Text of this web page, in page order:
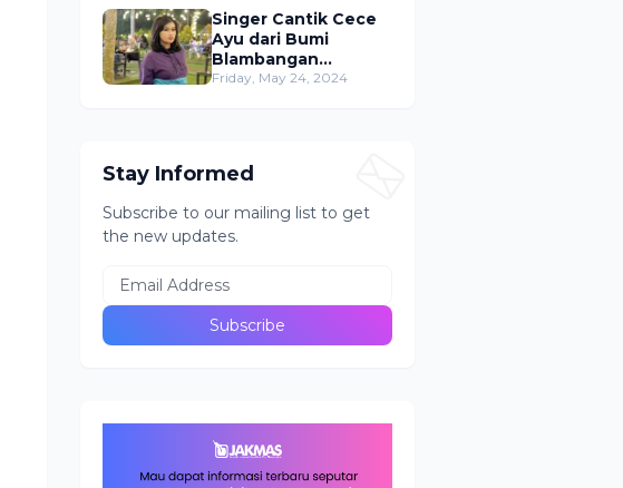
Singer Cantik Cece
Ayu dari Bumi
Blambangan
Banyuwangi Siap
Friday, May 24, 2024
Stay Informed
Subscribe to our mailing list to get
the new updates.